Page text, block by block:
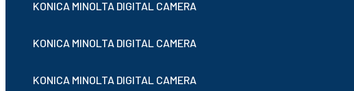
KONICA MINOLTA DIGITAL CAMERA
KONICA MINOLTA DIGITAL CAMERA
KONICA MINOLTA DIGITAL CAMERA